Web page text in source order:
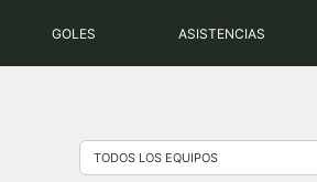
GOLES ASISTENCIAS